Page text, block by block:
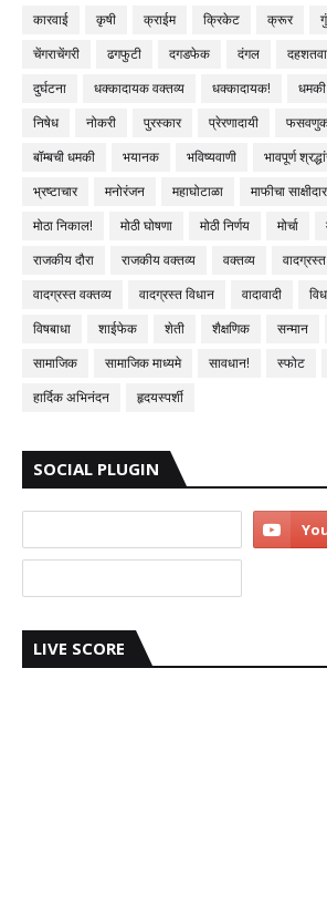
कारवाई
कृषी क्राईम क्रिकेट क्रूर
चेंगराचेंगरी
ढगफुटी दगडफेक दंगल
दुर्घटना
धक्कादायक वक्तव्य धक्कादायक! धमकी
निषेध
नोकरी पुरस्कार प्रेरणादायी
बॉम्बची धमकी
भयानक भविष्यवाणी भावपूर्ण
भ्रष्टाचार
मनोरंजन महाघोटाळा माफीचा साक्षीदार
मोठा निकाल!
मोठी घोषणा मोठी निर्णय मोर्चा
राजकीय दौरा
राजकीय वक्तव्य वक्तव्य
वादग्रस्त वक्तव्य
वादग्रस्त विधान वादावादी
विषबाधा
शाईफेक शेती शैक्षणिक सन्मान
सामाजिक
सामाजिक माध्यमे सावधान! स्फोट
हार्दिक अभिनंदन
हृदयस्पर्शी
SOCIAL PLUGIN
LIVE SCORE